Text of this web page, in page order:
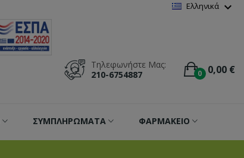
Ελληνικά expand_more
0 0,00 €
Τηλεφωνήστε Μας:
210-6754887
ΣΥΜΠΛΗΡΩΜΑΤΑ ΦΑΡΜΑΚΕΙΟ